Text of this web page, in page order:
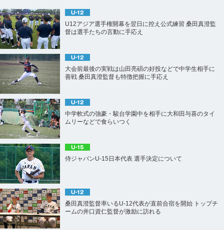
U12アジア選手権開幕を翌日に控え公式練習 桑田真澄監
督は選手たちの言動に手応え
大会前最後の実戦は山田亮碩の好投などで中学生相手に
善戦 桑田真澄監督も特徴把握に手応え
中学軟式の強豪・駿台学園中を相手に大和田与喜のタイ
ムリーなどで食らいつく
侍ジャパンU-15日本代表 選手決定について
桑田真澄監督率いるU-12代表が直前合宿を開始 トップチ
ームの井口資仁監督が激励に訪れる
2026.2.22 - 2.23
ラグザス 侍ジャパンシリーズ2026 宮崎
2026.2.27 - 2.28